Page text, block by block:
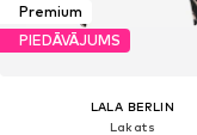
Premium
PIEDĀVĀJUMS
LALA BERLIN
Lakats